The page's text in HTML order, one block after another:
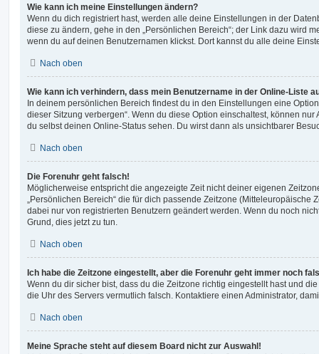
Wie kann ich meine Einstellungen ändern?
Wenn du dich registriert hast, werden alle deine Einstellungen in der
diese zu ändern, gehe in den „Persönlichen Bereich“; der Link dazu wird
wenn du auf deinen Benutzernamen klickst. Dort kannst du alle deine
Nach oben
Wie kann ich verhindern, dass mein Benutzername in der Online-Liste
In deinem persönlichen Bereich findest du in den Einstellungen eine
dieser Sitzung verbergen“. Wenn du diese Option einschaltest, können
du selbst deinen Online-Status sehen. Du wirst dann als unsichtbarer
Nach oben
Die Forenuhr geht falsch!
Möglicherweise entspricht die angezeigte Zeit nicht deiner eigenen
„Persönlichen Bereich“ die für dich passende Zeitzone (Mitteleuropäische
dabei nur von registrierten Benutzern geändert werden. Wenn du noch
Grund, dies jetzt zu tun.
Nach oben
Ich habe die Zeitzone eingestellt, aber die Forenuhr geht immer noch
Wenn du dir sicher bist, dass du die Zeitzone richtig eingestellt hast und
die Uhr des Servers vermutlich falsch. Kontaktiere einen Administrator,
Nach oben
Meine Sprache steht auf diesem Board nicht zur Auswahl!